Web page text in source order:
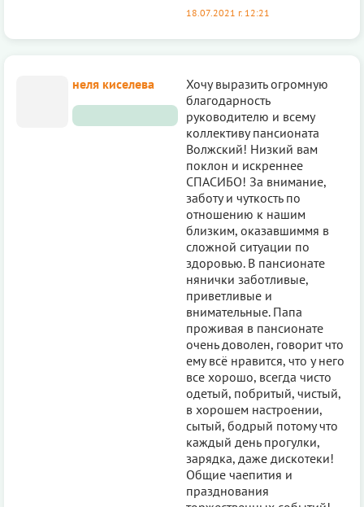
18.07.2021 г. 12:21
неля киселева
Хочу выразить огромную
благодарность
руководителю и всему
коллективу пансионата
Волжский! Низкий вам
поклон и искреннее
СПАСИБО! За внимание,
заботу и чуткость по
отношению к нашим
близким, оказавшиммя в
сложной ситуации по
здоровью. В пансионате
нянички заботливые,
приветливые и
внимательные. Папа
проживая в пансионате
очень доволен, говорит что
ему всё нравится, что у него
все хорошо, всегда чисто
одетый, побритый, чистый,
в хорошем настроении,
сытый, бодрый потому что
каждый день прогулки,
зарядка, даже дискотеки!
Общие чаепития и
празднования